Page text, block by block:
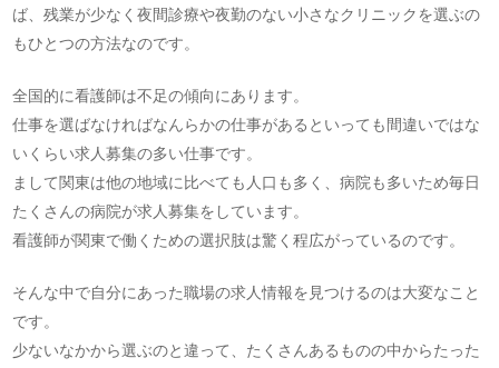
ば、残業が少なく夜間診療や夜勤のない小さなクリニックを選ぶの
もひとつの方法なのです。
全国的に看護師は不足の傾向にあります。
仕事を選ばなければなんらかの仕事があるといっても間違いではな
いくらい求人募集の多い仕事です。
まして関東は他の地域に比べても人口も多く、病院も多いため毎日
たくさんの病院が求人募集をしています。
看護師が関東で働くための選択肢は驚く程広がっているのです。
そんな中で自分にあった職場の求人情報を見つけるのは大変なこと
です。
少ないなかから選ぶのと違って、たくさんあるものの中からたった